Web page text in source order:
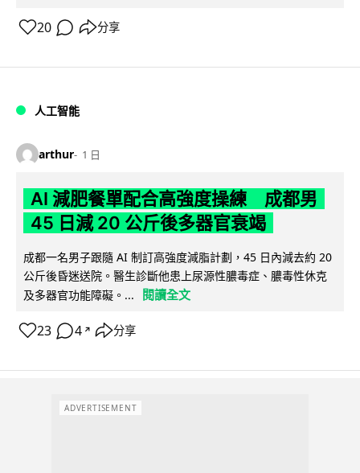
20 分享
人工智能
arthur 1 日
AI 減肥餐單配合高強度操練 成都男
45 日減 20 公斤後多器官衰竭
成都一名男子跟隨 AI 制訂高強度減脂計劃，45 日內減去約 20
公斤後昏迷送院。醫生診斷他患上尿源性膿毒症、膿毒性休克
及多器官功能障礙。...
閱讀全文
23 4 ↗ 分享
ADVERTISEMENT